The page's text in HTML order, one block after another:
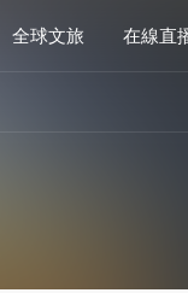
全球文旅 在線直